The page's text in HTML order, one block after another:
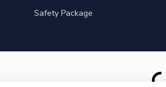
Safety Package